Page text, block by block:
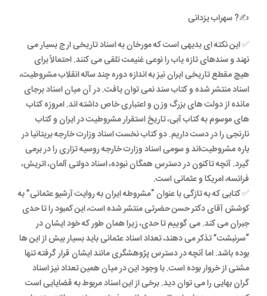
✍? سهراب یزدانی
✅ این نکته ای بدیهی است که مورخان به اسناد تاریخی ارج بسیار می
نهند و سندهای تازه یاب را نوعی غنیمت تلقی می کنند. احتمالاً برای
هیچ مقطع تاریخی ایران نیز به اندازه دوره چند ساله انقلاب مشروطیت،
اسناد منتشر شده و کتاب سند نمی توان یافت. در آن میان اسناد برجای
مانده از دولت های بزرگ وزن و اعتباری خاص داشته اند. امروزه کتاب
های موسوم به کتاب آبی، تاریخ استقرار مشروطیت در ایران و کتاب
نارنجی را در دست داریم. دو کتاب نخست اسناد وزارت خارجه بریتانیا در
باره مشروطیت‌اند و سومی اسناد وزارت خارجه روسیه تزاری را در برمی
گیرد. آنچه تاکنون در دسترس همگان نبوده، اسناد دولتی آلمان، اتریش،
فرانسه، امریکا و عثمانی است.
✅ کتابی که به تازگی با عنوان “مشروطه ایران به روایت آرشیو عثمانی” به
کوشش آقای دکتر حسن حضرتی منتشر شده است، این کمبود را تا حدی
جبران می کند. می گوییم تا حدی، زیرا همان طور که خود ایشان در
“سرنبشت” تذکر می دهند، تعداد اسناد عثمانی باید بسیار بیش از این ها
بوده باشد. اما آنچه در دسترس پژوهشگری مانند ایشان قرار گرفته تنها
مشتی از خروار بوده است. با وجود این در میان همین تعداد نیز اسناد
گران بهایی را می توان دید. برخی از این اسناد مربوط به قضایایی است